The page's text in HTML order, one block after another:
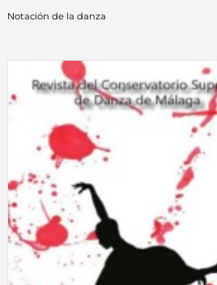
Notación de la danza